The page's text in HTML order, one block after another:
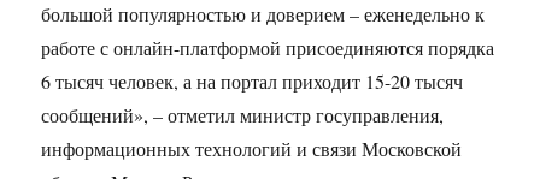
большой популярностью и доверием – еженедельно к
работе с онлайн-платформой присоединяются порядка
6 тысяч человек, а на портал приходит 15-20 тысяч
сообщений», – отметил министр госуправления,
информационных технологий и связи Московской